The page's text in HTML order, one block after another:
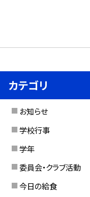
カテゴリ
お知らせ
学校行事
学年
委員会・クラブ活動
今日の給食